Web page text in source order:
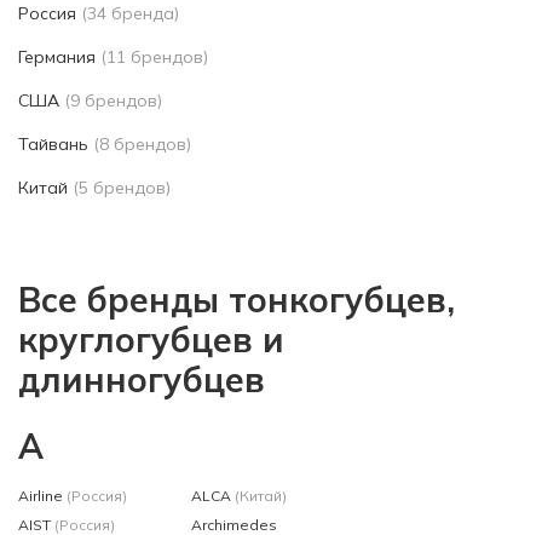
Россия (34 бренда)
Германия (11 брендов)
США (9 брендов)
Тайвань (8 брендов)
Китай (5 брендов)
Все бренды тонкогубцев,
круглогубцев и
длинногубцев
A
Airline (Россия)
AIST (Россия)
ALCA (Китай)
Archimedes